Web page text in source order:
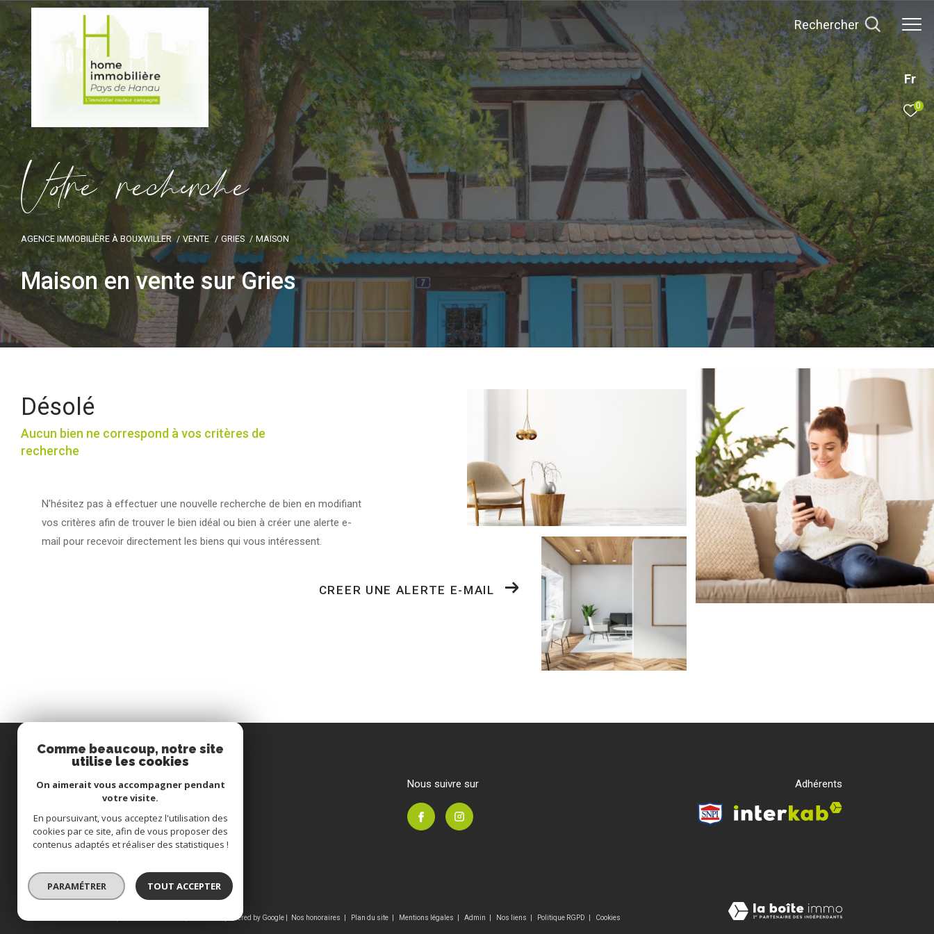
Fr
0
rechercher
Vore recece
AGENCE IMMOBILIÈRE À BOUXWILLER VENTE GRIES MAISON
Maison en vente sur Gries
Désolé
Aucun bien ne correspond à vos critères de
recherche
N'hésitez pas à effectuer une nouvelle recherche de bien en modifiant
vos critères afin de trouver le bien idéal ou bien à créer une alerte e-
mail pour recevoir directement les biens qui vous intéressent.
CREER UNE ALERTE E-MAIL
Immobilière du Pays de Hanau
03 88 71 34 62
immohanau@wanadoo.fr
15, rue du canal
nous suivre sur Adhérents
© 2026 | Tous droits réservés | Traduction powered by Google | Nos honoraires Plan du site Mentions légales Admin Nos liens Politique RGPD Cookies
Comme beaucoup, notre site
utilise les cookies
On aimerait vous accompagner pendant
votre visite.
En poursuivant, vous acceptez l'utilisation des
cookies par ce site, afin de vous proposer des
contenus adaptés et réaliser des statistiques !
PARAMÉTRER TOUT ACCEPTER